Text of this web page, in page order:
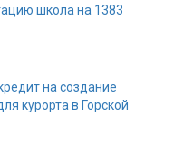
школа на 1383
на создание
курорта в Горской